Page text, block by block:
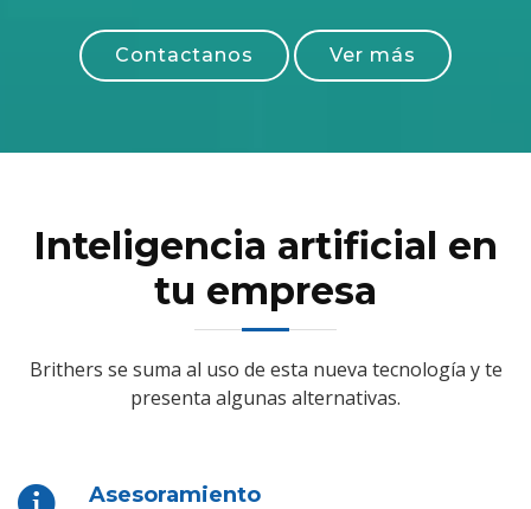
Contactanos Ver más
Inteligencia artificial en
tu empresa
Brithers se suma al uso de esta nueva tecnología y te
presenta algunas alternativas.
Asesoramiento